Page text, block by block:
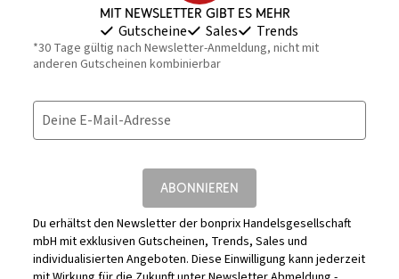
Mit Newsletter gibt es mehr
Gutscheine Sales Trends
*30 Tage gültig nach Newsletter-Anmeldung, nicht mit
anderen Gutscheinen kombinierbar
Deine E-Mail-Adresse
ABONNIEREN
Du erhältst den Newsletter der bonprix Handelsgesellschaft
mbH mit exklusiven Gutscheinen, Trends, Sales und
individualisierten Angeboten. Diese Einwilligung kann jederzeit